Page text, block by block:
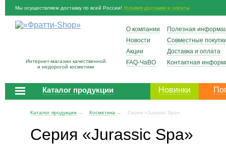
Мы осуществляем доставку по всей России! Условия доставки и оплаты
Интернет-магазин качественной
и недорогой косметики
О компании
Новости
Акции
FAQ-ЧаВО
Полезная
Совместные
Доставка и оплата
Контактная
Каталог продукции Новинки
Каталог продукции → Косметика → Серия «Jurassic Spa»
Серия «Jurassic Spa»